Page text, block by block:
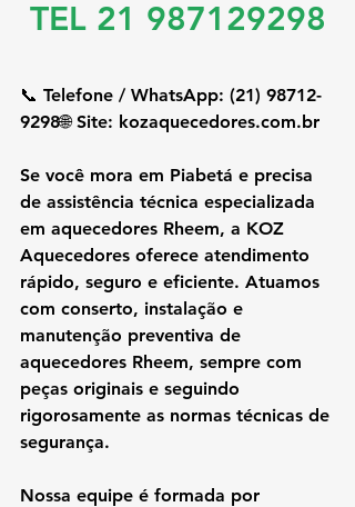
TEL 21 987129298
📞 Telefone / WhatsApp: (21) 98712-
9298🌐 Site: kozaquecedores.com.br
Se você mora em Piabetá e precisa
de assistência técnica especializada
em aquecedores Rheem, a KOZ
Aquecedores oferece atendimento
rápido, seguro e eficiente. Atuamos
com conserto, instalação e
manutenção preventiva de
aquecedores Rheem, sempre com
peças originais e seguindo
rigorosamente as normas técnicas de
segurança.
Nossa equipe é formada por